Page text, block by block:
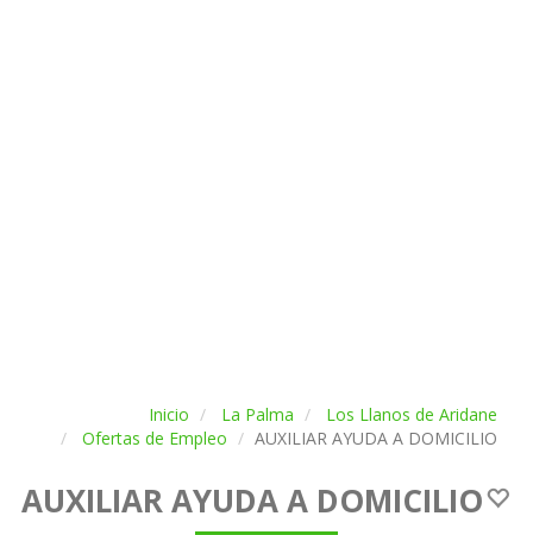
Inicio La Palma
Los Llanos de Aridane
Ofertas de Empleo
AUXILIAR AYUDA A DOMICILIO
AUXILIAR AYUDA A DOMICILIO